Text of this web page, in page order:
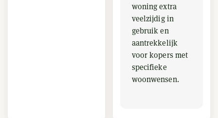
woning extra
veelzijdig in
gebruik en
aantrekkelijk
voor kopers met
specifieke
woonwensen.